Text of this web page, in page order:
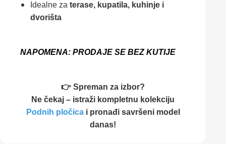
Idealne za terase, kupatila, kuhinje i
dvorišta
NAPOMENA: PRODAJE SE BEZ KUTIJE
👉 Spreman za izbor?
Ne čekaj – istraži kompletnu kolekciju
Podnih pločica i pronađi savršeni model
danas!